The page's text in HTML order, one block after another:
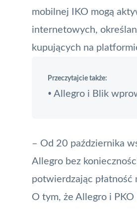
mobilnej IKO mogą
internetowych,
kupujących na
Przeczytajcie także:
• Allegro i Blik
– Od 20 października
Allegro bez
potwierdzając
O tym, że Allegro i